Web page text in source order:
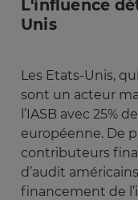
L'influence
Unis
Les Etats-Unis,
sont un acteur
l’IASB avec 25%
européenne. De
contributeurs
d’audit
financement de